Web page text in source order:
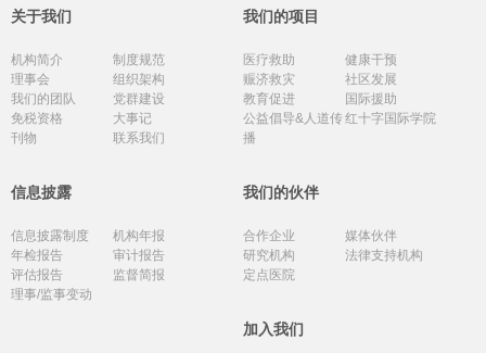
关于我们
机构简介
制度规范
理事会
组织架构
我们的团队
党群建设
免税资格
大事记
刊物
联系我们
我们的项目
医疗救助
健康干预
赈济救灾
社区发展
教育促进
国际援助
公益倡导&人道传
播
红十字国际学院
信息披露
信息披露制度
机构年报
年检报告
审计报告
评估报告
监督简报
理事/监事变动
我们的伙伴
合作企业
媒体伙伴
研究机构
法律支持机构
定点医院
加入我们